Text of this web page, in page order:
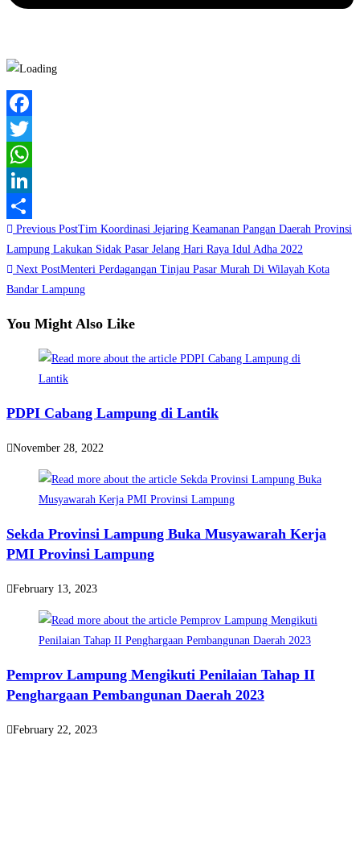
Facebook
Twitter
WhatsApp
LinkedIn
Share
Read
more
articles
Previous PostTim Koordinasi Jejaring Keamanan Pangan Daerah Provinsi
Lampung Lakukan Sidak Pasar Jelang Hari Raya Idul Adha 2022
Next PostMenteri Perdagangan Tinjau Pasar Murah Di Wilayah Kota
Bandar Lampung
You Might Also Like
PDPI Cabang Lampung di Lantik
November 28, 2022
Sekda Provinsi Lampung Buka Musyawarah Kerja
PMI Provinsi Lampung
February 13, 2023
Pemprov Lampung Mengikuti Penilaian Tahap II
Penghargaan Pembangunan Daerah 2023
February 22, 2023